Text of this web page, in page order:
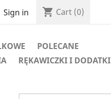
Sign in shopping_cart Cart (0)
POLECANE
RĘKAWICZKI I DODATKI